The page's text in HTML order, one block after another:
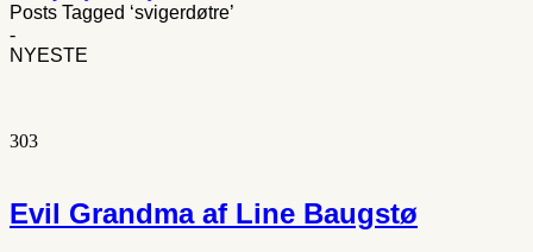
Posts Tagged ‘svigerdøtre’
-
NYESTE
303
Evil Grandma af Line Baugstø